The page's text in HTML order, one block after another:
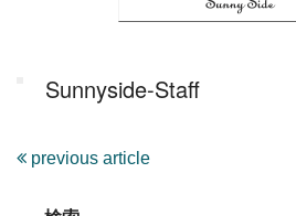
Sunnyside-Staff
previous article